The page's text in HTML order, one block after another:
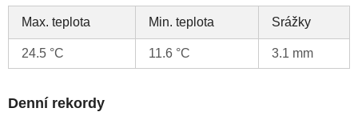
Max. teplota Min. teplota Srážky
24.5 °C 11.6 °C 3.1 mm
Denní rekordy